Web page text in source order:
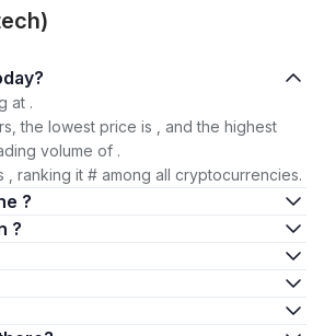
much is today?
at .
the lowest price is , and the highest
volume of .
, ranking it # among all cryptocurrencies.
?
?